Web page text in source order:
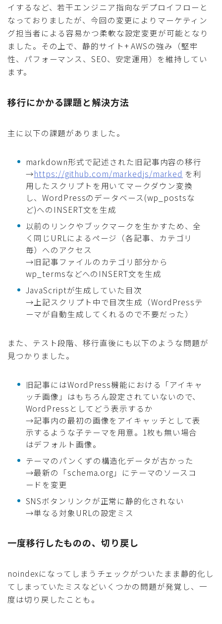
イするなど、若干エンジニア指向なデプロイフローと
なっておりましたが、今回の変更によりマーケティン
グ担当者による容易かつ柔軟な設定変更が可能となり
ました。その上で、静的サイト+ AWSの強み（堅牢
性、パフォーマンス、SEO、安定運用）を維持してい
ます。
移行にかかる課題と解決方法
主に以下の課題がありました。
markdown形式で記述された旧記事内容の移行
→https://github.com/markedjs/marked を利
用したスクリプトを用いてマークダウン変換
し、WordPressのデータベース(wp_postsな
ど)へのINSERT文を生成
以前のリンクやブックマークを生かすため、全
く同じURLによるページ（各記事、カテゴリ
毎）へのアクセス
→旧記事ファイルのカテゴリ部分から
wp_termsなどへのINSERT文を生成
JavaScriptが生成していた目次
→上記スクリプト中で目次生成（WordPressテ
ーマが自動生成してくれるので不要だった）
また、テスト段階、移行直後にも以下のような問題が
見つかりました。
旧記事にはWordPress機能における「アイキャ
ッチ画像」はもちろん設定されていないので、
WordPressとしてどう表示するか
→記事内の最初の画像をアイキャッチとして表
示するような子テーマを用意。1枚も無い場合
はデフォルト画像。
テーマのパンくずの構造化データが古かった
→最新の「schema.org」にテーマのソースコ
ードを変更
SNSボタンリンクが正常に静的化されない
→単なる対象URLの設定ミス
一度移行したものの、切り戻し
noindexになってしまうチェックがついたまま静的化し
てしまっていたミスなどいくつかの問題が発覚し、一
度は切り戻したことも。